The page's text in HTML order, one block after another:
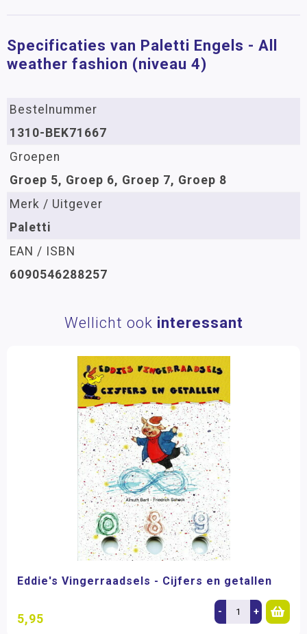
Specificaties van Paletti Engels - All
weather fashion (niveau 4)
Bestelnummer
1310-BEK71667
Groepen
Groep 5, Groep 6, Groep 7, Groep 8
Merk / Uitgever
Paletti
EAN / ISBN
6090546288257
Wellicht ook interessant
Eddie's Vingerraadsels - Cijfers en getallen
5,95 - +